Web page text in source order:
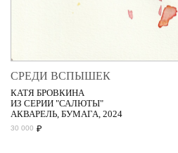
СРЕДИ ВСПЫШЕК
КАТЯ БРОВКИНА
ИЗ СЕРИИ "САЛЮТЫ"
АКВАРЕЛЬ, БУМАГА, 2024
30 000 ₽